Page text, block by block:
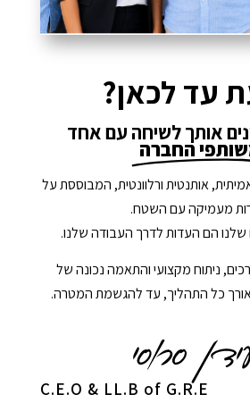
עד לכאן?
אותך לשיחה עם אחד
החברה
אותנטית ורלוונטית, המבוססת על
מעמיקה עם השטח.
שלנו הם העדות לדרך העבודה שלנו.
ניתוח מקצועי והתאמה נכונה של
כל התהליך, עד להגשמת המטרה.
C.E.O & LL.B of G.R.E